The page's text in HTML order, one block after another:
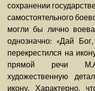
сохранении
самостоятельного
могли бы лично
однозначно: «Дай
перекрестился на
прямой речи
художественную
икону. Характерно,